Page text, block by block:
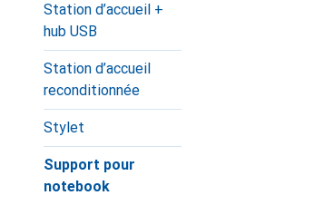
Station d’accueil +
hub USB
Station d’accueil
reconditionnée
Stylet
Support pour
notebook